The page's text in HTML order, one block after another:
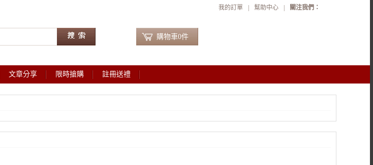
我的訂單 幫助中心 關注我們：
購物車0件
文章分享 限時搶購 註冊送禮